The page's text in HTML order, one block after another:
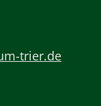
trier.de